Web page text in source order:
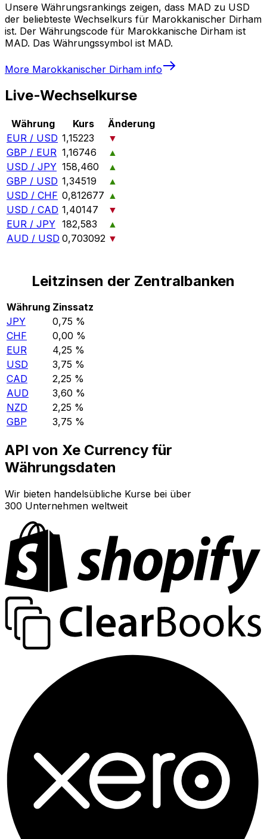
Unsere Währungsrankings zeigen, dass MAD zu USD
der beliebteste Wechselkurs für Marokkanischer Dirham
ist. Der Währungscode für Marokkanische Dirham ist
MAD. Das Währungssymbol ist MAD.
More Marokkanischer Dirham info
Live-Wechselkurse
Währung Kurs
Änderung
EUR / USD 1,15223
▼
GBP / EUR 1,16746
▲
USD / JPY 158,460
▲
GBP / USD 1,34519
▲
USD / CHF 0,812677 ▲
USD / CAD 1,40147
▼
EUR / JPY 182,583
▲
AUD / USD 0,703092 ▼
Leitzinsen der Zentralbanken
Währung Zinssatz
JPY
0,75 %
CHF
0,00 %
EUR
4,25 %
USD
3,75 %
CAD
2,25 %
AUD
3,60 %
NZD
2,25 %
GBP
3,75 %
API von Xe Currency für
Währungsdaten
Wir bieten handelsübliche Kurse bei über
300 Unternehmen weltweit